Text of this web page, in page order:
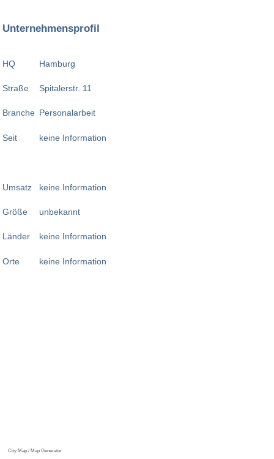
Unternehmensprofil
HQ
Straße
Branche
Seit
Umsatz
Größe
Länder
Orte
Hamburg
Spitalerstr. 11
Personalarbeit
keine Information
keine Information
unbekannt
keine Information
keine Information
City Map / Map Generator